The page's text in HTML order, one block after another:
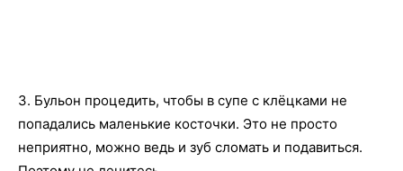
3. Бульон процедить, чтобы в супе с клёцками не
попадались маленькие косточки. Это не просто
неприятно, можно ведь и зуб сломать и подавиться.